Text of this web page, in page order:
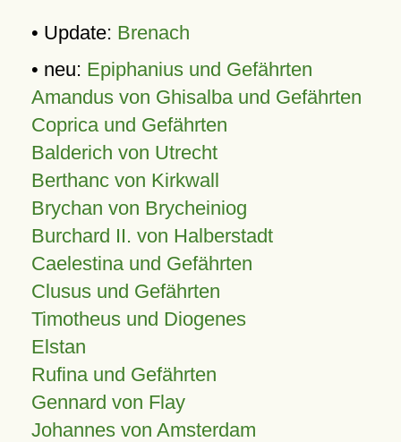
• Update: Brenach
• neu: Epiphanius und Gefährten
Amandus von Ghisalba und Gefährten
Coprica und Gefährten
Balderich von Utrecht
Berthanc von Kirkwall
Brychan von Brycheiniog
Burchard II. von Halberstadt
Caelestina und Gefährten
Clusus und Gefährten
Timotheus und Diogenes
Elstan
Rufina und Gefährten
Gennard von Flay
Johannes von Amsterdam